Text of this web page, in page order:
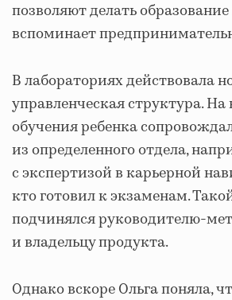
позволяют делать
вспоминает
В лабораториях действовала
управленческая структура.
обучения ребенка
из определенного отдела,
с экспертизой в карьерной
кто готовил к экзаменам.
подчинялся руководителю-
и владельцу продукта.
Однако вскоре Ольга поняла,